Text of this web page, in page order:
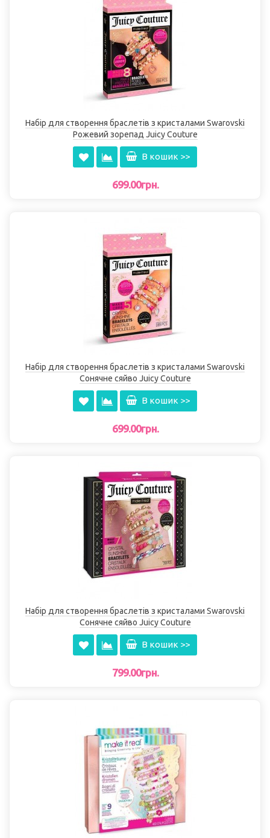
Набір для створення браслетів з кристалами Swarovski
Рожевий зорепад Juicy Couture
В кошик >>
699.00грн.
Набір для створення браслетів з кристалами Swarovski
Сонячне сяйво Juicy Couture
В кошик >>
699.00грн.
Набір для створення браслетів з кристалами Swarovski
Сонячне сяйво Juicy Couture
В кошик >>
799.00грн.